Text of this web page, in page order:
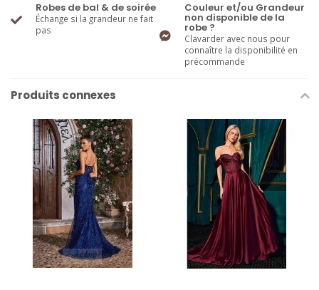
Robes de bal & de soirée
Échange si la grandeur ne fait
pas
Couleur et/ou Grandeur
non disponible de la
robe ?
Clavarder avec nous pour
connaître la disponibilité en
précommande
Produits connexes